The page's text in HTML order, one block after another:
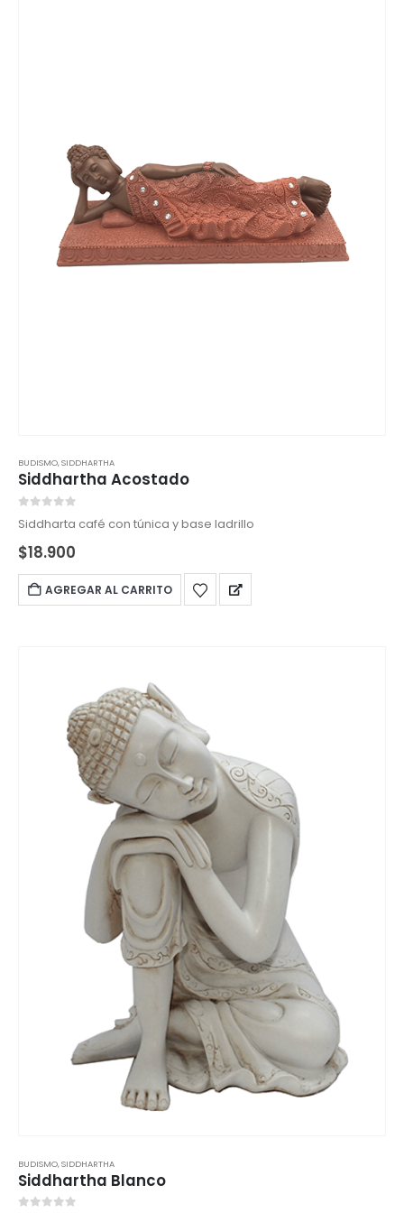
BUDISMO,SIDDHARTHA
Siddhartha Acostado
Siddharta café con túnica y base ladrillo
$18.900
AGREGAR AL CARRITO
BUDISMO,SIDDHARTHA
Siddhartha Blanco